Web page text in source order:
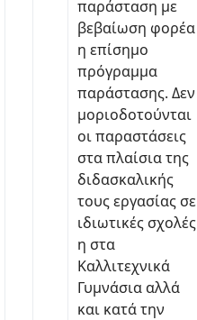
παράσταση με
βεβαίωση φορέα
η επίσημο
πρόγραμμα
παράστασης. Δεν
μοριοδοτούνται
οι παραστάσεις
στα πλαίσια της
διδασκαλικής
τους εργασίας σε
ιδιωτικές σχολές
η στα
Καλλιτεχνικά
Γυμνάσια αλλά
και κατά την